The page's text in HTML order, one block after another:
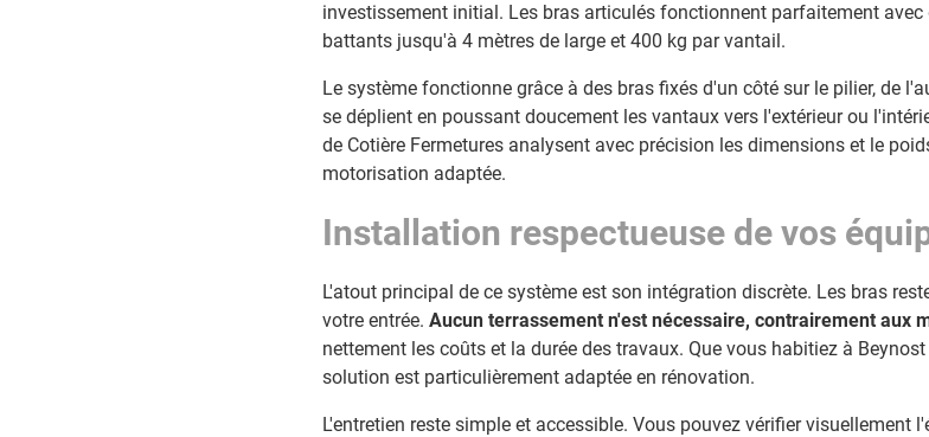
investissement initial. Les bras articulés fonctionnent parfaitement
battants jusqu'à 4 mètres de large et 400 kg par vantail.
Le système fonctionne grâce à des bras fixés d'un côté sur le pilier, de
se déplient en poussant doucement les vantaux vers l'extérieur ou
de Cotière Fermetures analysent avec précision les dimensions et le
motorisation adaptée.
Installation respectueuse de vos
L'atout principal de ce système est son intégration discrète. Les bras
votre entrée. Aucun terrassement n'est nécessaire, contrairement aux
nettement les coûts et la durée des travaux. Que vous habitiez à
solution est particulièrement adaptée en rénovation.
L'entretien reste simple et accessible. Vous pouvez vérifier visuellement